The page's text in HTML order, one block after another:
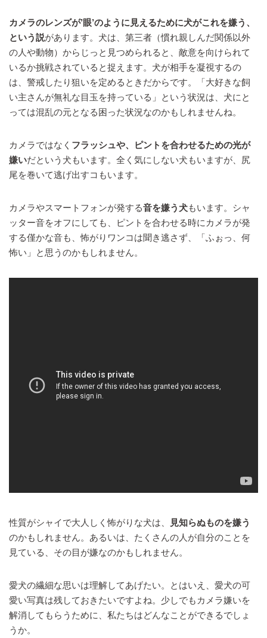
カメラのレンズが’眼’のように見えるために犬がこれを嫌う、
という説があります。犬は、第三者（慣れ親しんだ関係以外
の人や動物）からじっと見つめられると、敵意を向けられて
いるか挑戦されていると捉えます。犬が相手を凝視するの
は、警戒したり狙いを定めるときだからです。「大好きな飼
い主さんが無礼な目玉を持っている」という状況は、犬にと
っては混乱の元となる困った状況なのかもしれませんね。
カメラではなく フラッシュや、ピントを合わせるための光が
嫌いだという犬もいます。全く気にしない犬もいますが、尻
尾を巻いて逃げ出すコもいます。
カメラやスマートフォンが発する音を嫌う犬もいます。シャ
ッター音をオフにしても、ピントを合わせる時にカメラが発
する僅かな音も、怖がりワンコは聞き逃さず、「ふぉっ、何
怖い」と思うのかもしれません。
性質がシャイで大人しく怖がりな犬は、
見知らぬものを嫌う
のかもしれません。あるいは、たくさんの人が自分のことを
見ている、その目が嫌なのかもしれません。
愛犬の繊細な思いは理解してあげたい。とはいえ、愛犬の可
愛い写真は残しておきたいですよね。少しでもカメラ嫌いを
解消してもらうために、私たちはどんなことができるでしょ
うか。